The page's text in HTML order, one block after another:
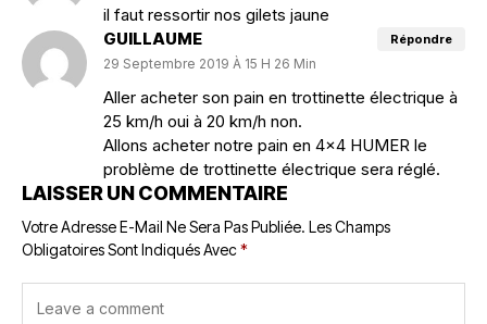
il faut ressortir nos gilets jaune
GUILLAUME
29 Septembre 2019 À 15 H 26 Min
Aller acheter son pain en trottinette électrique à
25 km/h oui à 20 km/h non.
Allons acheter notre pain en 4×4 HUMER le
problème de trottinette électrique sera réglé.
Répondre
LAISSER UN COMMENTAIRE
Votre Adresse E-Mail Ne Sera Pas Publiée. Les Champs
Obligatoires Sont Indiqués Avec*